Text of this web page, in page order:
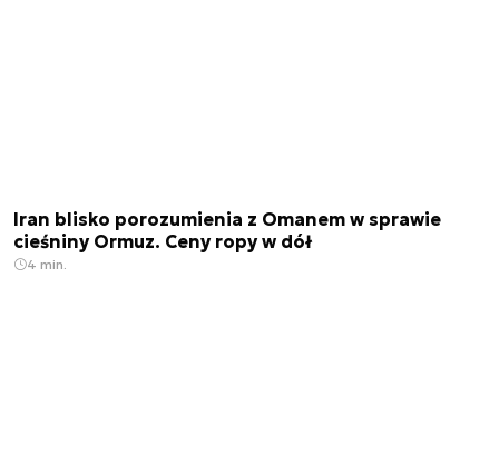
Iran blisko porozumienia z Omanem w sprawie
cieśniny Ormuz. Ceny ropy w dół
4 min.